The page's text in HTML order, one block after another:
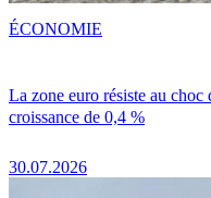
La zone euro résiste au
croissance de 0,4 %
30.07.2026
ÉCONOMIE